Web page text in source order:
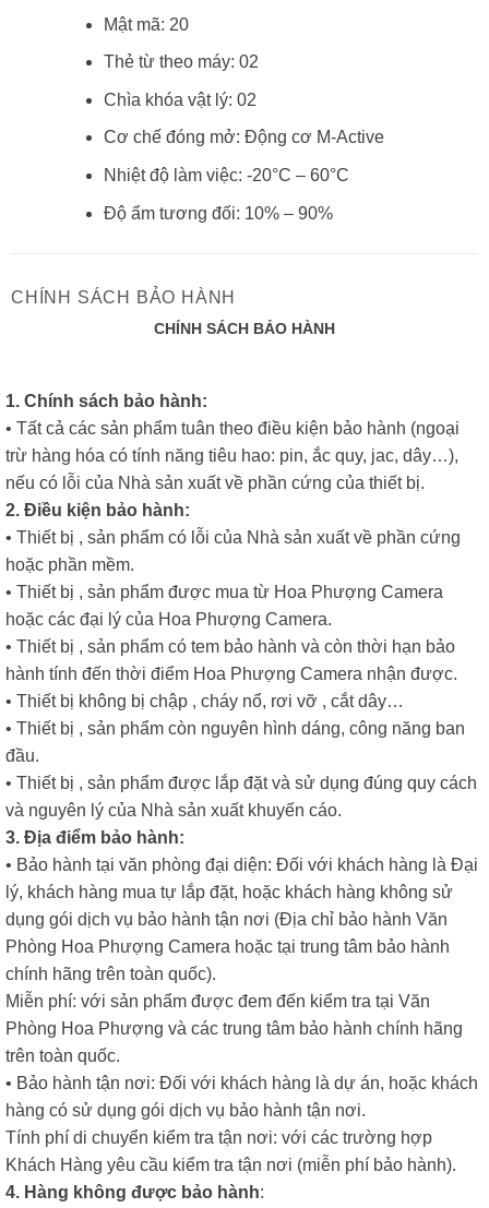
Mật mã: 20
Thẻ từ theo máy: 02
Chìa khóa vật lý: 02
Cơ chế đóng mở: Động cơ M-Active
Nhiệt độ làm việc: -20°C – 60°C
Độ ẩm tương đối: 10% – 90%
CHÍNH SÁCH BẢO HÀNH
CHÍNH SÁCH BẢO HÀNH
1. Chính sách bảo hành:
• Tất cả các sản phẩm tuân theo điều kiện bảo hành (ngoại
trừ hàng hóa có tính năng tiêu hao: pin, ắc quy, jac, dây…),
nếu có lỗi của Nhà sản xuất về phần cứng của thiết bị.
2. Điều kiện bảo hành:
• Thiết bị , sản phẩm có lỗi của Nhà sản xuất về phần cứng
hoặc phần mềm.
• Thiết bị , sản phẩm được mua từ Hoa Phượng Camera
hoặc các đại lý của Hoa Phượng Camera.
• Thiết bị , sản phẩm có tem bảo hành và còn thời hạn bảo
hành tính đến thời điểm Hoa Phượng Camera nhận được.
• Thiết bị không bị chập , cháy nổ, rơi vỡ , cắt dây…
• Thiết bị , sản phẩm còn nguyên hình dáng, công năng ban
đầu.
• Thiết bị , sản phẩm được lắp đặt và sử dụng đúng quy cách
và nguyên lý của Nhà sản xuất khuyến cáo.
3. Địa điểm bảo hành:
• Bảo hành tại văn phòng đại diện: Đối với khách hàng là Đại
lý, khách hàng mua tự lắp đặt, hoặc khách hàng không sử
dụng gói dịch vụ bảo hành tận nơi (Địa chỉ bảo hành Văn
Phòng Hoa Phượng Camera hoặc tại trung tâm bảo hành
chính hãng trên toàn quốc).
Miễn phí: với sản phẩm được đem đến kiểm tra tại Văn
Phòng Hoa Phượng và các trung tâm bảo hành chính hãng
trên toàn quốc.
• Bảo hành tận nơi: Đối với khách hàng là dự án, hoặc khách
hàng có sử dụng gói dịch vụ bảo hành tận nơi.
Tính phí di chuyển kiểm tra tận nơi: với các trường hợp
Khách Hàng yêu cầu kiểm tra tận nơi (miễn phí bảo hành).
4. Hàng không được bảo hành: